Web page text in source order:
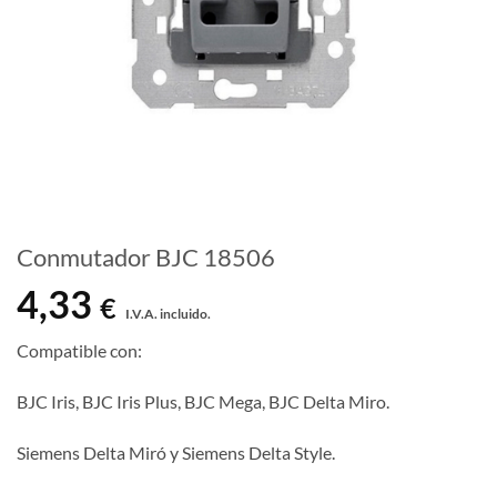
Conmutador BJC 18506
4,33 € I.V.A. incluido.
Compatible con:
BJC Iris, BJC Iris Plus, BJC Mega, BJC Delta Miro.
Siemens Delta Miró y Siemens Delta Style.